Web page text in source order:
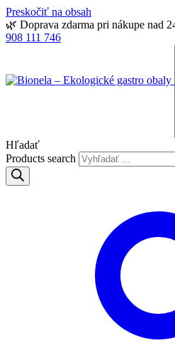
Preskočiť na obsah
🌿 Doprava zdarma pri nákupe nad
908 111 746
Hľadať
Products search